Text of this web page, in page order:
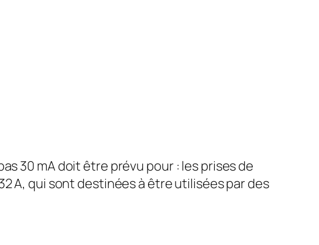
30 mA doit être prévu pour : les prises de
A, qui sont destinées à être utilisées par des